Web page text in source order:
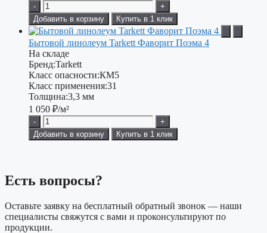
-
+
Добавить в корзину
Купить в 1 клик
Бытовой линолеум Tarkett Фаворит Поэма 4
На складе
Бренд:Tarkett
Класс опасности:КМ5
Класс применения:31
Толщина:3,3 мм
1 050 ₽/м²
-
+
Добавить в корзину
Купить в 1 клик
Есть вопросы?
Оставьте заявку на бесплатный обратный звонок — наши
специалисты свяжутся с вами и проконсультируют по
продукции.